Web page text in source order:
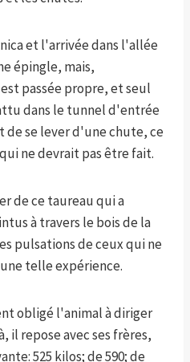
et l'arrivée dans l'allée
épingle, mais,
passée propre, et seul
dans le tunnel d'entrée
de se lever d'une chute, ce
ne devrait pas être fait.
de ce taureau qui a
à travers le bois de la
pulsations de ceux qui ne
telle expérience.
obligé l'animal à diriger
il repose avec ses frères,
525 kilos; de 590; de